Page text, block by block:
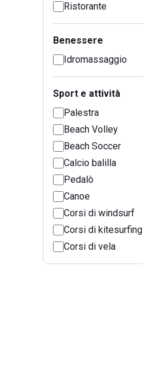
Ristorante
Benessere
Idromassaggio
Sport e attività
Palestra
Beach Volley
Beach Soccer
Calcio balilla
Pedalò
Canoe
Corsi di windsurf
Corsi di kitesurfing
Corsi di vela